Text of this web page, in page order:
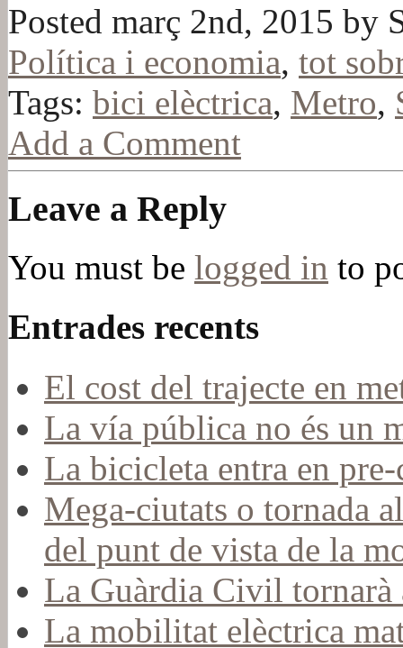
Posted març 2nd, 2015
Política i economia, tot
Tags: bici elèctrica, Metro,
Add a Comment
Leave a Reply
You must be logged in to
Entrades recents
El cost del trajecte en
La vía pública no és un
La bicicleta entra en pre-
Mega-ciutats o tornada
del punt de vista de la
La Guàrdia Civil
La mobilitat elèctrica